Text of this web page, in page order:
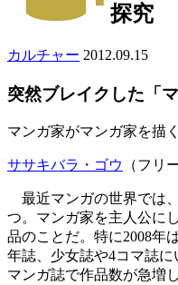
探究
カルチャー 2012.09.15
突然ブレイクした「
マンガ家がマンガ家を描
ササキバラ・ゴウ （フリ
最近マンガの世界では
つ。マンガ家を主人公に
品のことだ。特に2008年
年誌、少女誌や4コマ誌
マンガ誌で作品数が急増